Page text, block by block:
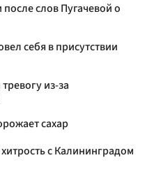
слов Пугачевой о
cебя в присутствии
из-за
сахар
с Калининградом